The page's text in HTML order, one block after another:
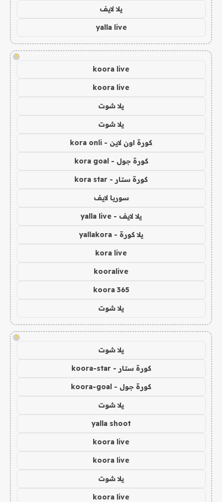
يلا لايف
yalla live
!
koora live
koora live
يلا شوت
يلا شوت
كورة اون لاين - kora onli
كورة جول - kora goal
كورة ستار - kora star
سوريا لايف
يلا لايف - yalla live
يلا كورة - yallakora
kora live
kooralive
koora 365
يلا شوت
!
يلا شوت
كورة ستار - koora-star
كورة جول - koora-goal
يلا شوت
yalla shoot
koora live
koora live
يلا شوت
koora live